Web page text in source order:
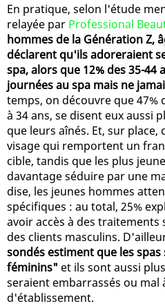
En pratique, selon l'étude
relayée par Professional
hommes de la Génération Z,
déclarent qu'ils adoreraient
spa, alors que 12% des 35-44
journées au spa mais ne
temps, on découvre que 47%
à 34 ans, se disent eux aussi
que leurs aînés. Et, sur
visage qui remportent un
cible, tandis que les plus
davantage séduire par une
dise, les jeunes hommes
spécifiques : au total, 25%
avoir accès à des
des clients masculins.
sondés estiment que les
féminins" et ils sont aussi
seraient embarrassés ou mal
d'établissement.